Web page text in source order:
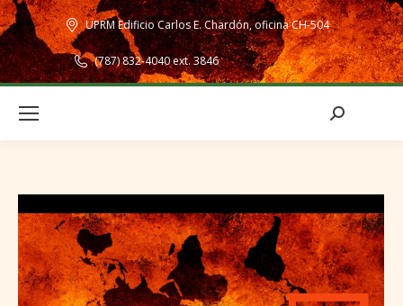
UPRM Edificio Carlos E. Chardón, oficina CH-504
(787) 832-4040 ext. 3846
Search: